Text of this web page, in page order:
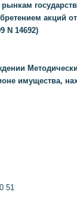
акций
N 14692)
имущества,
51